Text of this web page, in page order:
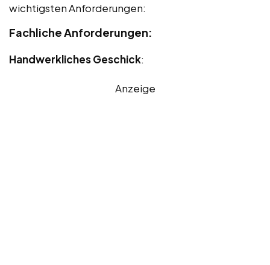
wichtigsten Anforderungen:
Fachliche Anforderungen:
Handwerkliches Geschick:
Anzeige